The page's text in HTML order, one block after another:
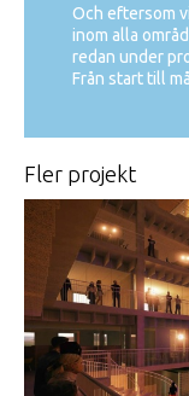
Och eftersom
inom alla
redan under
Från start till
fler projekt